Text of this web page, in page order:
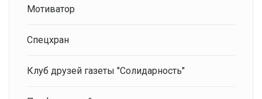
Мотиватор
Спецхран
Клуб друзей газеты "Солидарность"